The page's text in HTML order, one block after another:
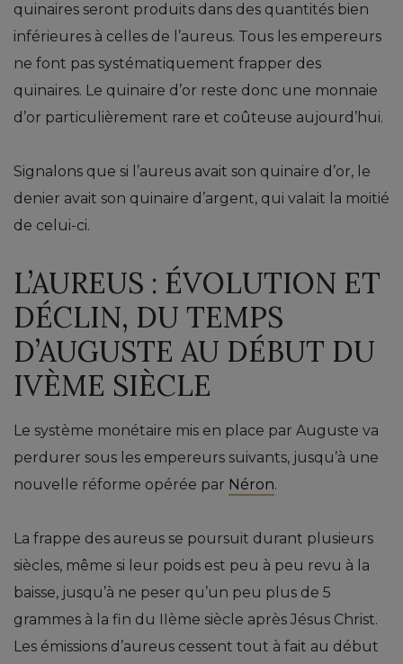
quinaires seront produits dans des quantités bien
inférieures à celles de l’aureus. Tous les empereurs
ne font pas systématiquement frapper des
quinaires. Le quinaire d’or reste donc une monnaie
d’or particulièrement rare et coûteuse aujourd’hui.
Signalons que si l’aureus avait son quinaire d’or, le
denier avait son quinaire d’argent, qui valait la moitié
de celui-ci.
L’AUREUS : ÉVOLUTION ET
DÉCLIN, DU TEMPS
D’AUGUSTE AU DÉBUT DU
IVÈME SIÈCLE
Le système monétaire mis en place par Auguste va
perdurer sous les empereurs suivants, jusqu’à une
nouvelle réforme opérée par Néron.
La frappe des aureus se poursuit durant plusieurs
siècles, même si leur poids est peu à peu revu à la
baisse, jusqu’à ne peser qu’un peu plus de 5
grammes à la fin du IIème siècle après Jésus Christ.
Les émissions d’aureus cessent tout à fait au début